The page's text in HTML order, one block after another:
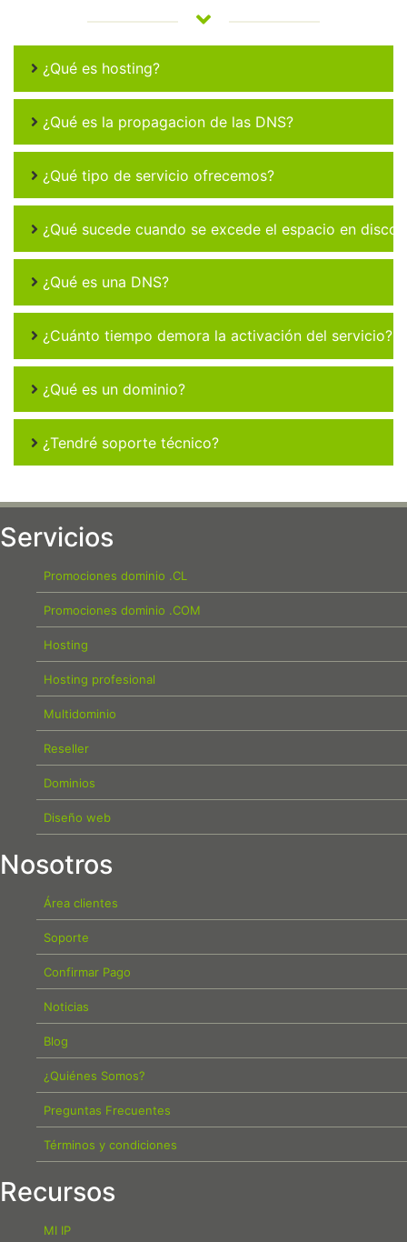
¿Qué es hosting?
¿Qué es la propagacion de las DNS?
¿Qué tipo de servicio ofrecemos?
¿Qué sucede cuando se excede el espacio en disco
¿Qué es una DNS?
¿Cuánto tiempo demora la activación del servicio?
¿Qué es un dominio?
¿Tendré soporte técnico?
Servicios
Promociones dominio .CL
Promociones dominio .COM
Hosting
Hosting profesional
Multidominio
Reseller
Dominios
Diseño web
Nosotros
Área clientes
Soporte
Confirmar Pago
Noticias
Blog
¿Quiénes Somos?
Preguntas Frecuentes
Términos y condiciones
Recursos
MI IP